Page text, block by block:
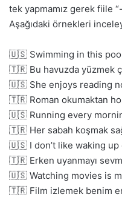
tek yapmamız gerek fiile
Aşağıdaki örnekleri
🇺🇸 Swimming in this
🇹🇷 Bu havuzda yüzmek
🇺🇸 She enjoys reading
🇹🇷 Roman okumaktan
🇺🇸 Running every
🇹🇷 Her sabah koşmak
🇺🇸 I don’t like waking up
🇹🇷 Erken uyanmayı
🇺🇸 Watching movies is
🇹🇷 Film izlemek benim